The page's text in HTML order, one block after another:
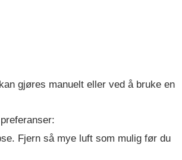
gjøres manuelt eller ved å bruke en
Fjern så mye luft som mulig før du